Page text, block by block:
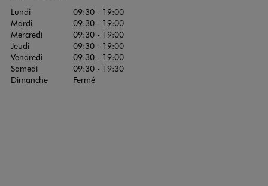
Lundi
09:30 - 19:00
Mardi
09:30 - 19:00
Mercredi
09:30 - 19:00
Jeudi
09:30 - 19:00
Vendredi
09:30 - 19:00
Samedi
09:30 - 19:30
Dimanche
Fermé